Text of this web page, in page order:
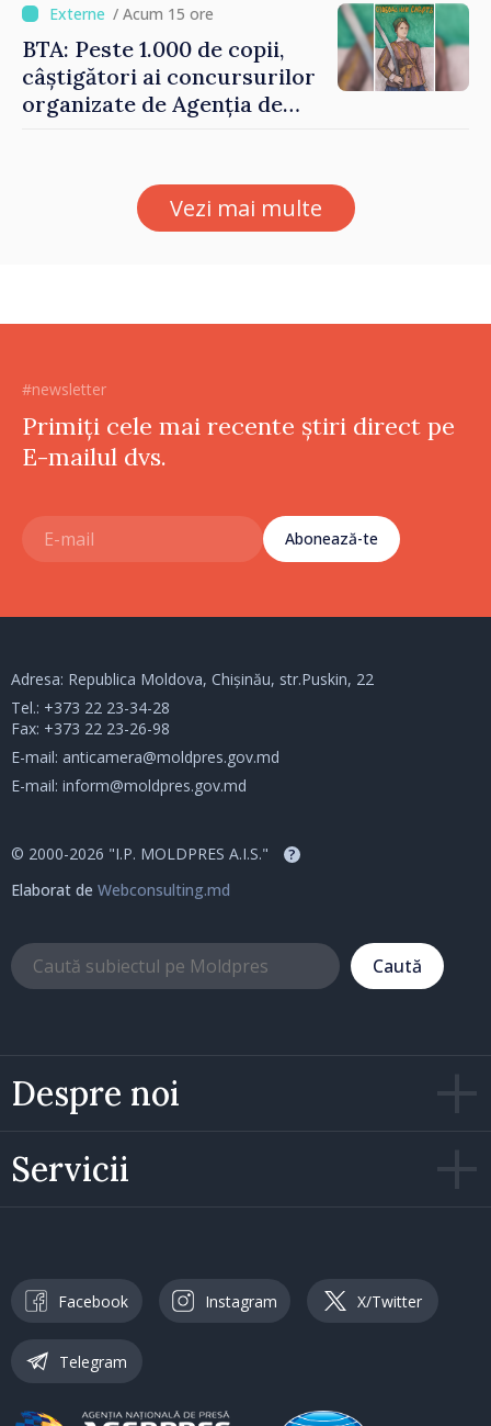
investițiile, taxăm viciile și
echilibrăm taxarea
consumului”
/ Acum 15 ore
BTA: Peste 1.000 de copii,
câștigători ai concursurilor
organizate de Agenția de
Vezi mai multe
#newsletter
Primiți cele mai recente știri direct pe
E-mailul dvs.
Abonează-te
Despre noi
Servicii
Adresa: Republica Moldova, Chișinău, str.Puskin, 22
Tel.: +373 22 23-34-28
Fax: +373 22 23-26-98
E-mail: anticamera@moldpres.gov.md
E-mail: inform@moldpres.gov.md
© 2000-2026 "I.P. MOLDPRES A.I.S." ?
Elaborat de Webconsulting.md
Caută
Facebook Instagram X/Twitter
Telegram